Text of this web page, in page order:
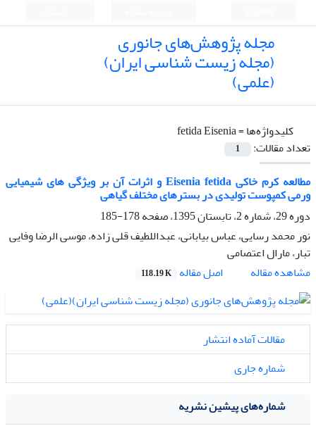
مجله پژوهش‌های جانوری
(مجله زیست شناسی ایران)
(علمی)
کلیدواژه‌ها =fetida Eisenia
تعداد مقالات:
1
مطالعه کرم خاکی Eisenia fetida و اثرات آن بر ویژگی های شیمیایی
ورمی کمپوست تولیدی در بسترهای مختلف گیاهی
دوره 29، شماره 2، تابستان 1395، صفحه
178-185
نور محمد رسایی، عباس بیابانی، عبداللطیف قلی زاده، موسی الرضا وفایی
تبار، مارال اعتصامی
مشاهده مقاله
اصل مقاله 118.19 K
مقالات آماده انتشار
شماره جاری
شماره‌های پیشین نشریه